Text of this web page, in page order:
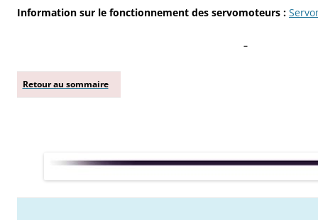
Information sur le fonctionnement des servomoteurs :
–
Retour au sommaire